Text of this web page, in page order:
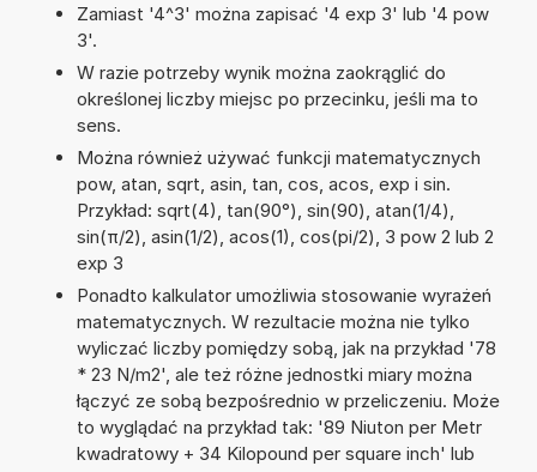
Zamiast '4^3' można zapisać '4 exp 3' lub '4 pow
3'.
W razie potrzeby wynik można zaokrąglić do
określonej liczby miejsc po przecinku, jeśli ma to
sens.
Można również używać funkcji matematycznych
pow, atan, sqrt, asin, tan, cos, acos, exp i sin.
Przykład: sqrt(4), tan(90°), sin(90), atan(1/4),
sin(π/2), asin(1/2), acos(1), cos(pi/2), 3 pow 2 lub 2
exp 3
Ponadto kalkulator umożliwia stosowanie wyrażeń
matematycznych. W rezultacie można nie tylko
wyliczać liczby pomiędzy sobą, jak na przykład '78
* 23 N/m2', ale też różne jednostki miary można
łączyć ze sobą bezpośrednio w przeliczeniu. Może
to wyglądać na przykład tak: '89 Niuton per Metr
kwadratowy + 34 Kilopound per square inch' lub